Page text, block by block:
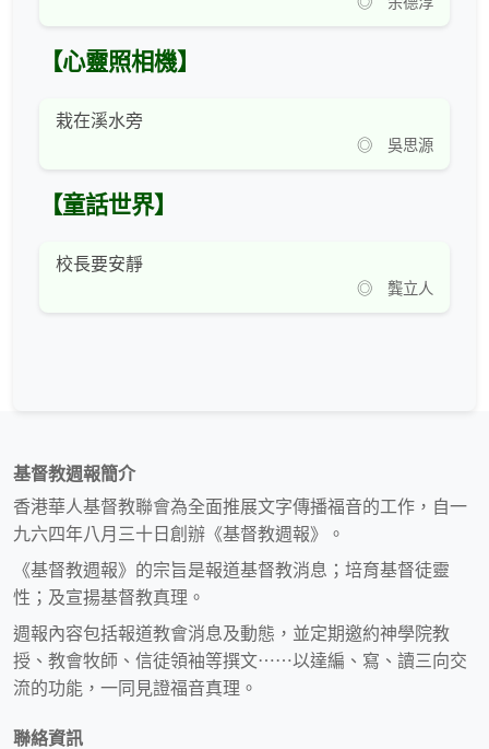
【心靈照相機】
栽在溪水旁
◎ 吳思源
【童話世界】
校長要安靜
◎ 龔立人
基督教週報簡介
香港華人基督教聯會為全面推展文字傳播福音的工作，自一
九六四年八月三十日創辦《基督教週報》。
《基督教週報》的宗旨是報道基督教消息；培育基督徒靈
性；及宣揚基督教真理。
週報內容包括報道教會消息及動態，並定期邀約神學院教
授、教會牧師、信徒領袖等撰文⋯⋯以達編、寫、讀三向交
流的功能，一同見證福音真理。
聯絡資訊